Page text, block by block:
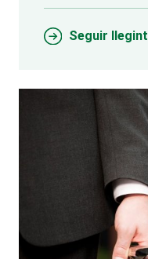
Seguir llegint